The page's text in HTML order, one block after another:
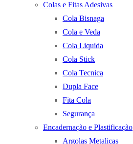
Colas e Fitas Adesivas
Cola Bisnaga
Cola e Veda
Cola Liquida
Cola Stick
Cola Tecnica
Dupla Face
Fita Cola
Segurança
Encadernação e Plastificação
Argolas Metalicas